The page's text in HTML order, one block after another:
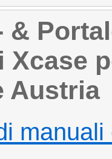
&
Austria
manuali